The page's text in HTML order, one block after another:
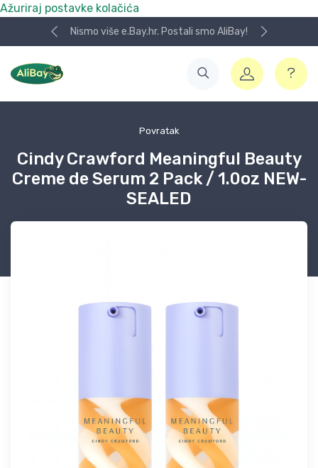
Ažuriraj postavke kolačića
Nismo više e.Bay.hr. Postali smo AliBay!
Povratak
Cindy Crawford Meaningful Beauty
Creme de Serum 2 Pack / 1.0oz NEW-
SEALED